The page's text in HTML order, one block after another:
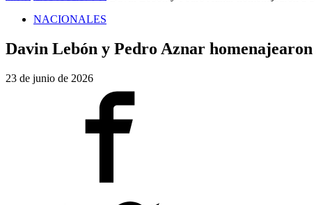
NACIONALES
Davin Lebón y Pedro Aznar
23 de junio de 2026